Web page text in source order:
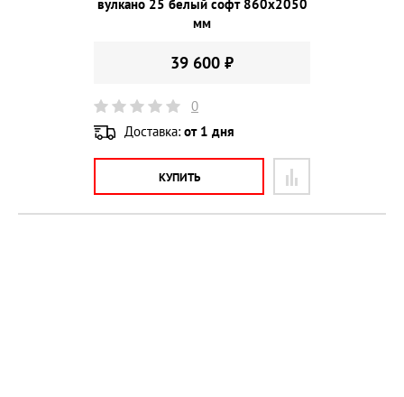
вулкано 25 белый софт 860х2050
мм
39 600 ₽
0
Доставка: от 1 дня
КУПИТЬ